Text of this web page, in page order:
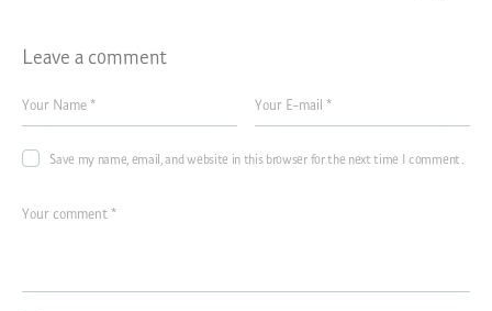
Leave a comment
Save my name, email, and website in this browser for the next time I comment.